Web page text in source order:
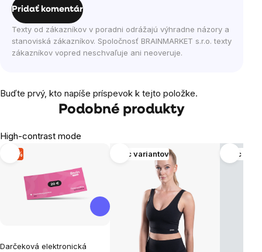
Pridať komentár
Texty od zákazníkov v poradni odrážajú výhradne názory a
stanoviská zákazníkov. Spoločnosť BRAINMARKET s.r.o. texty
zákazníkov vopred neschvaľuje ani neoveruje.
Buďte prvý, kto napíše príspevok k tejto položke.
Podobné produkty
High-contrast mode
-2 %
Darčeková elektronická
Viac variantov Viac